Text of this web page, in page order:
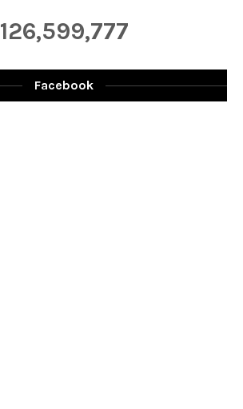
126,599,777
Facebook